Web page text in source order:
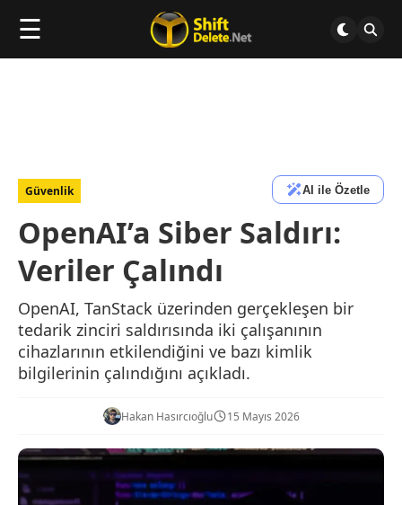
☰
Güvenlik AI ile Özetle
OpenAI’a Siber Saldırı:
Veriler Çalındı
OpenAI, TanStack üzerinden gerçekleşen bir
tedarik zinciri saldırısında iki çalışanının
cihazlarının etkilendiğini ve bazı kimlik
bilgilerinin çalındığını açıkladı.
Hakan Hasırcıoğlu 15 Mayıs 2026